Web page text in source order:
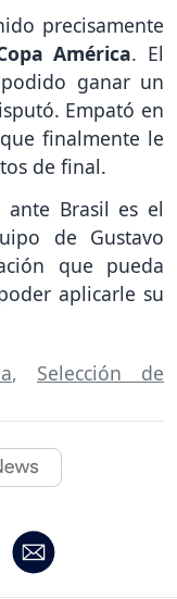
precisamente
América. El
ganar un
Empató en
finalmente le
de final.
Brasil es el
de Gustavo
que pueda
aplicarle su
, Selección de